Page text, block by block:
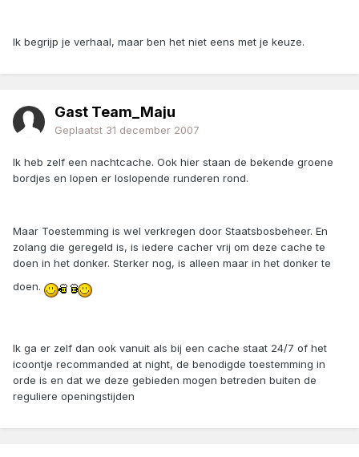
Ik begrijp je verhaal, maar ben het niet eens met je keuze.
Gast Team_Maju
Geplaatst 31 december 2007
Ik heb zelf een nachtcache. Ook hier staan de bekende groene
bordjes en lopen er loslopende runderen rond.
Maar Toestemming is wel verkregen door Staatsbosbeheer. En
zolang die geregeld is, is iedere cacher vrij om deze cache te
doen in het donker. Sterker nog, is alleen maar in het donker te
doen.
Ik ga er zelf dan ook vanuit als bij een cache staat 24/7 of het
icoontje recommanded at night, de benodigde toestemming in
orde is en dat we deze gebieden mogen betreden buiten de
reguliere openingstijden